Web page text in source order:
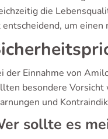
die
entscheidend, um
der Einnahme von
besondere Vorsicht
und
sollte es